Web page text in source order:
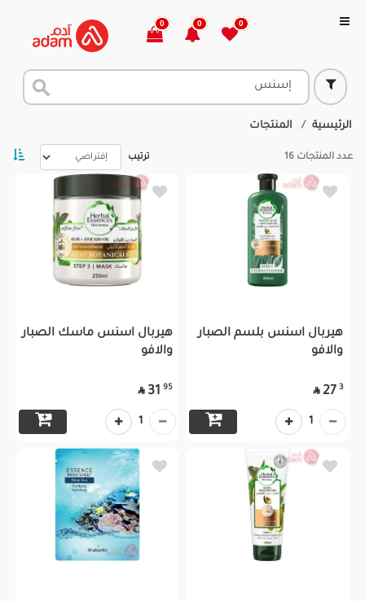
0
0
0
الرئيسية المنتجات
عدد المنتجات 16 ترتيب
هيربال اسنس بلسم الصبار
والافو
3
27

1
هيربال اسنس ماسك الصبار
والافو
95
31

1